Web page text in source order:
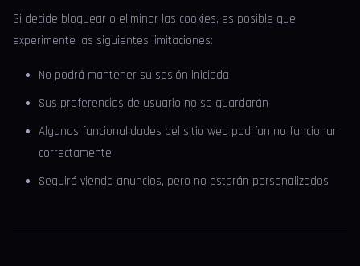
Si decide bloquear o eliminar las cookies, es posible que
experimente las siguientes limitaciones:
No podrá mantener su sesión iniciada
Sus preferencias de usuario no se guardarán
Algunas funcionalidades del sitio web podrían no funcionar
correctamente
Seguirá viendo anuncios, pero no estarán personalizados